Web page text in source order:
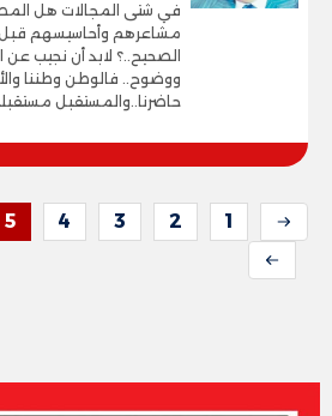
في شتى المجالات هل
مشاعرهم وأحاسيسهم
الصحيح..؟ لابد أن نجيب
ووضوح.. فالوطن وطننا
حاضرنا..والمستقبل
1
2
3
4
5